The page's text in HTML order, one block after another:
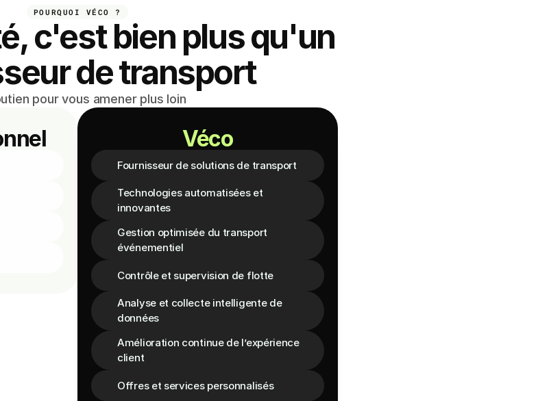
POURQUOI VÉCO ?
c'est bien plus qu'un
de transport
pour vous amener plus loin
Véco
Fournisseur de solutions de transport
Technologies automatisées et
innovantes
Gestion optimisée du transport
événementiel
Contrôle et supervision de flotte
Analyse et collecte intelligente de
données
Amélioration continue de l’expérience
client
Offres et services personnalisés